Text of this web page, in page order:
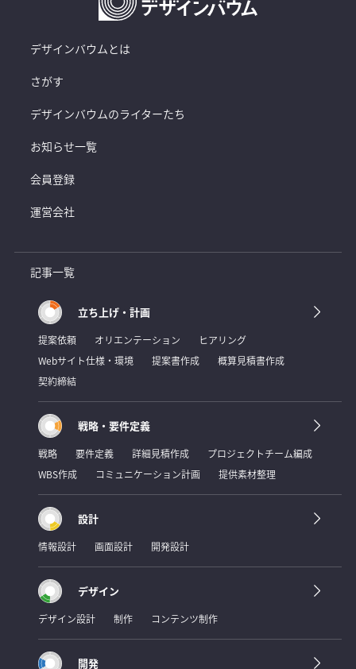
デザインバウムとは
さがす
デザインバウムのライターたち
お知らせ一覧
会員登録
運営会社
記事一覧
立ち上げ・計画
提案依頼 オリエンテーション
ヒアリング
Webサイト仕様・環境
提案書作成
概算見積書作成
契約締結
戦略・要件定義
戦略 要件定義 詳細見積作成
プロジェクトチーム編成
WBS作成
コミュニケーション計画 提供素材整理
設計
情報設計 画面設計 開発設計
デザイン
デザイン設計 制作 コンテンツ制作
開発